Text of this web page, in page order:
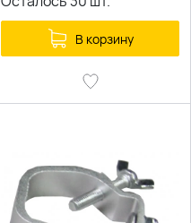
В корзину